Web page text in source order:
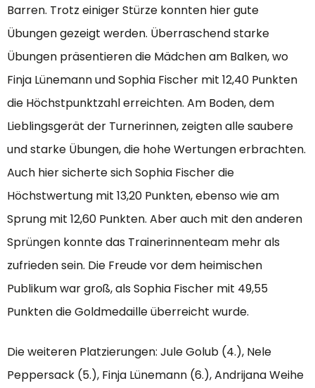
Barren. Trotz einiger Stürze konnten hier gute
Übungen gezeigt werden. Überraschend starke
Übungen präsentieren die Mädchen am Balken, wo
Finja Lünemann und Sophia Fischer mit 12,40 Punkten
die Höchstpunktzahl erreichten. Am Boden, dem
Lieblingsgerät der Turnerinnen, zeigten alle saubere
und starke Übungen, die hohe Wertungen erbrachten.
Auch hier sicherte sich Sophia Fischer die
Höchstwertung mit 13,20 Punkten, ebenso wie am
Sprung mit 12,60 Punkten. Aber auch mit den anderen
Sprüngen konnte das Trainerinnenteam mehr als
zufrieden sein. Die Freude vor dem heimischen
Publikum war groß, als Sophia Fischer mit 49,55
Punkten die Goldmedaille überreicht wurde.
Die weiteren Platzierungen: Jule Golub (4.), Nele
Peppersack (5.), Finja Lünemann (6.), Andrijana Weihe